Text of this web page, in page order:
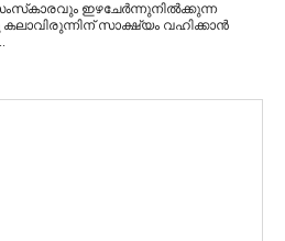
ഇഴചേർന്നുനിൽക്കുന്ന
കലാവിരുന്നിന് സാക്ഷ്യം വഹിക്കാൻ